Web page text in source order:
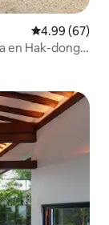
Calificación
4.99 (67)
en Hak-dong,